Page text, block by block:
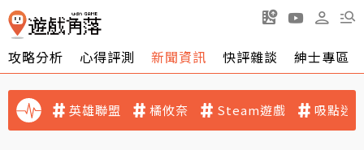
攻略分析 心得評測 新聞資訊 快評雜談 紳士專區
英雄聯盟 橘攸奈 Steam遊戲 吸點迷